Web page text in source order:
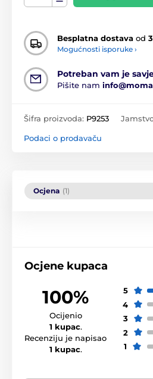
Besplatna dostava od
Mogućnosti isporuke ›
Potreban vam je
Pišite nam
Šifra proizvoda: P9253
Podaci o prodavaču
Ocjena (1)
Ocjene kupaca
100%
Ocijenio
1 kupac.
Recenziju je napisao
1 kupac.
5
4
3
2
1